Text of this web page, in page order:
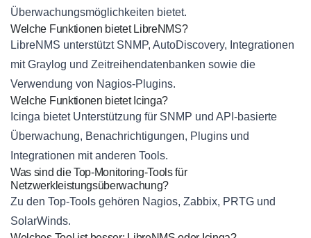
Überwachungsmöglichkeiten bietet.
Welche Funktionen bietet LibreNMS?
LibreNMS unterstützt SNMP, AutoDiscovery, Integrationen
mit Graylog und Zeitreihendatenbanken sowie die
Verwendung von Nagios-Plugins.
Welche Funktionen bietet Icinga?
Icinga bietet Unterstützung für SNMP und API-basierte
Überwachung, Benachrichtigungen, Plugins und
Integrationen mit anderen Tools.
Was sind die Top-Monitoring-Tools für
Netzwerkleistungsüberwachung?
Zu den Top-Tools gehören Nagios, Zabbix, PRTG und
SolarWinds.